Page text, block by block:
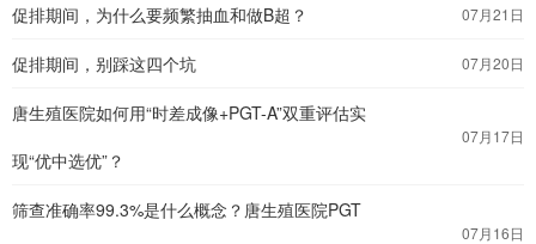
促排期间，为什么要频繁抽血和做B超？ 07月21日
促排期间，别踩这四个坑 07月20日
唐生殖医院如何用“时差成像+PGT-A”双重评估实
现“优中选优”？
07月17日
筛查准确率99.3%是什么概念？唐生殖医院PGT
07月16日